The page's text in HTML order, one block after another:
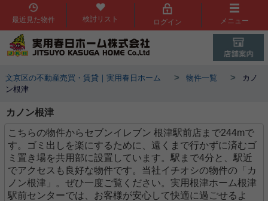
最近見た物件 検討リスト ログイン メニュー
文京区の不動産売買・賃貸｜実用春日ホーム > 物件一覧 >
カノ
ン根津
カノン根津
こちらの物件からセブンイレブン 根津駅前店まで244mで
す。ゴミ出しを楽にするために、遠くまで行かずに済むゴ
ミ置き場を共用部に設置しています。駅まで4分と、駅近
でアクセスも良好な物件です。当社イチオシの物件の「カ
ノン根津」。ぜひ一度ご覧ください。実用根津ホーム根津
駅前センターでは、お客様が安心して快適に過ごせるよ